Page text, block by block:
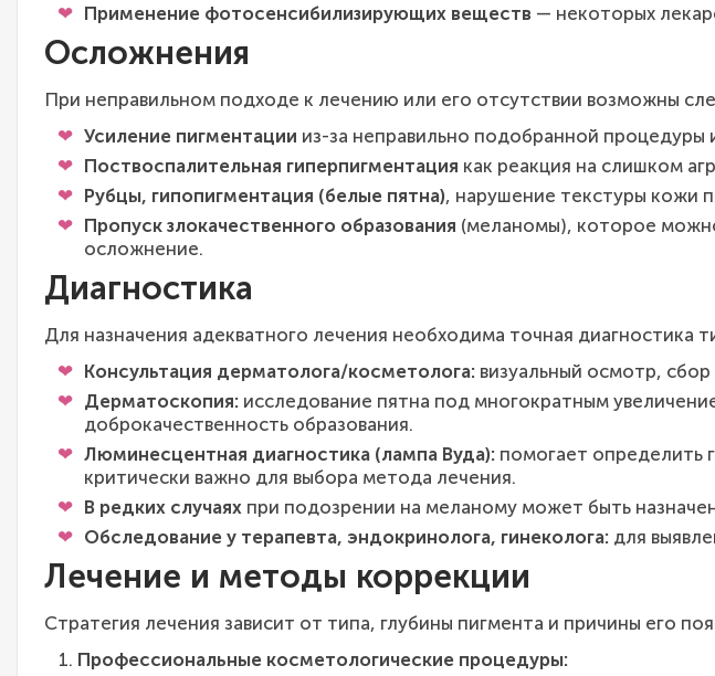
Применение фотосенсибилизирующих веществ — некоторых
Осложнения
При неправильном подходе к лечению или его отсутствии возможны
Усиление пигментации из-за неправильно подобранной
Поствоспалительная гиперпигментация как реакция на слишком
Рубцы, гипопигментация (белые пятна), нарушение текстуры кожи
Пропуск злокачественного образования (меланомы), которое
осложнение.
Диагностика
Для назначения адекватного лечения необходима точная диагностика
Консультация дерматолога/косметолога: визуальный осмотр,
Дерматоскопия: исследование пятна под многократным
доброкачественность образования.
Люминесцентная диагностика (лампа Вуда): помогает определить
критически важно для выбора метода лечения.
В редких случаях при подозрении на меланому может быть
Обследование у терапевта, эндокринолога, гинеколога: для
Лечение и методы коррекции
Стратегия лечения зависит от типа, глубины пигмента и причины его
Профессиональные косметологические процедуры: